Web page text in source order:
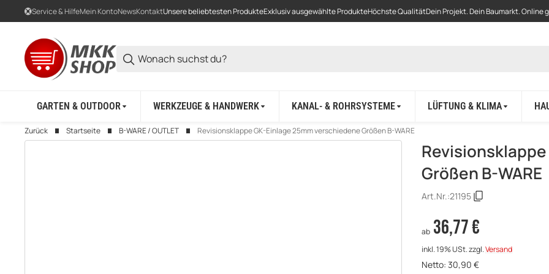
Service & HilfeMein KontoNewsKontaktUnsere beliebtesten ProdukteExklusiv ausgewählte ProdukteHöchste QualitätDein Projekt. Dein Baumarkt. Online
GARTEN & OUTDOOR WERKZEUGE & HANDWERK KANAL- & ROHRSYSTEME LÜFTUNG & KLIMA
Zurück Startseite B-WARE / OUTLET Revisionsklappe GK-Einlage 25mm verschiedene Größen B-WARE
Größen B-WARE
Art.Nr.:21195
ab 36,77 €
inkl. 19% USt.zzgl.Versand
Netto: 30,90 €